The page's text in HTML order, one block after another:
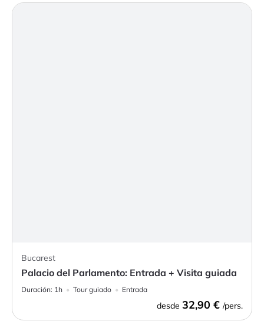
Bucarest
Palacio del Parlamento: Entrada + Visita guiada
Duración: 1h Tour guiado Entrada
desde 32,90 € /pers.